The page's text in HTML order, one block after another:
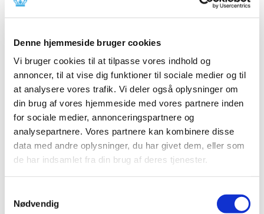
Denne hjemmeside bruger cookies
Vi bruger cookies til at tilpasse vores indhold og
annoncer, til at vise dig funktioner til sociale medier og til
at analysere vores trafik. Vi deler også oplysninger om
din brug af vores hjemmeside med vores partnere inden
for sociale medier, annonceringspartnere og
analysepartnere. Vores partnere kan kombinere disse
data med andre oplysninger, du har givet dem, eller som
de har indsamlet fra din brug af deres tjenester.
Nødvendig
august (17)
juli (11)
juni (21)
maj (21)
april (24)
marts (42)
februar (12)
januar (18)
2019 (159)
2017 (167)